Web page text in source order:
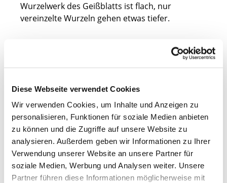
Diese Webseite verwendet Cookies
Wir verwenden Cookies, um Inhalte und Anzeigen zu
personalisieren, Funktionen für soziale Medien anbieten
zu können und die Zugriffe auf unsere Website zu
analysieren. Außerdem geben wir Informationen zu Ihrer
Verwendung unserer Website an unsere Partner für
soziale Medien, Werbung und Analysen weiter. Unsere
Partner führen diese Informationen möglicherweise mit
Wurzelwerk des Geißblatts ist flach, nur
vereinzelte Wurzeln gehen etwas tiefer.
GattungLoniceraauch sind, in einem sind sie
sich sehr ähnlich - ihrem Laub. Dieses ist stets
gegenständig angeordnet und einfach gebaut.
Meist sind sie ganzrandig, nur selten gelappt.
Das Blattkleid der allermeisten Lonicera ist
sommergrün. Eine Ausnahme hierzu bildet das
Lonicera henryi, welches auch im Winter mit
seinem sattgrünen Laubkleid begeistert. Diese